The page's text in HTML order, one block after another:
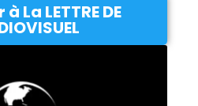
La LETTRE DE